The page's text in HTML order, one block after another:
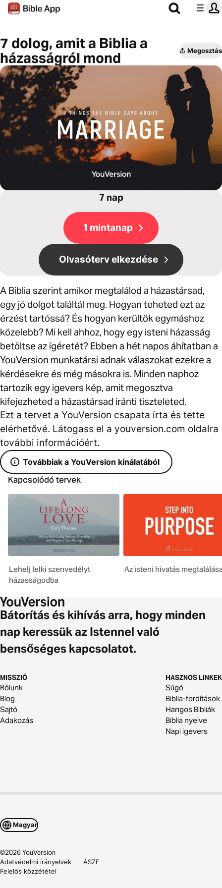
7 dolog, amit a Biblia a
házasságról mond
Megosztás
7 nap
1 mintanap
Olvasóterv elkezdése
A Biblia szerint amikor megtalálod a házastársad,
egy jó dolgot találtál meg. Hogyan teheted ezt az
érzést tartóssá? És hogyan kerültök egymáshoz
közelebb? Mi kell ahhoz, hogy egy isteni házasság
betöltse az ígéretét? Ebben a hét napos áhítatban a
YouVersion munkatársi adnak válaszokat ezekre a
kérdésekre és még másokra is. Minden naphoz
tartozik egy igevers kép, amit megosztva
kifejezheted a házastársad iránti tiszteleted.
Ezt a tervet a YouVersion csapata írta és tette
elérhetővé. Látogass el a youversion.com oldalra
további információért.
Továbbiak a YouVersion kínálatából
Kapcsolódó tervek
Lehelj lelki szenvedélyt
házasságodba
Az isteni hivatás
Bátorítás és kihívás arra, hogy minden
nap keressük az Istennel való
bensőséges kapcsolatot.
MISSZIÓ
Rólunk
Blog
Sajtó
Adakozás
HASZNOS LINKEK
Súgó
Biblia-fordítások
Hangos Bibliák
Biblia nyelve
Napi igevers
Magyar
©2026YouVersion
Adatvédelmi irányelvek
ÁSZF
Felelős közzététel